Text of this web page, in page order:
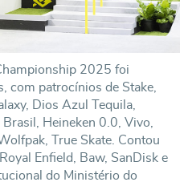
2025 foi
com patrocínios de Stake,
Dios Azul Tequila,
Heineken 0.0, Vivo,
True Skate. Contou
Enfield, Baw, SanDisk e
do Ministério do